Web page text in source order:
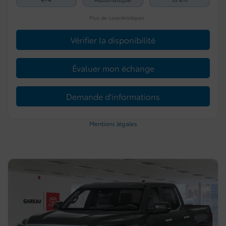
Plus de caractéristiques
Vérifier la disponibilité
Évaluer mon échange
Demande d'informations
Mentions légales